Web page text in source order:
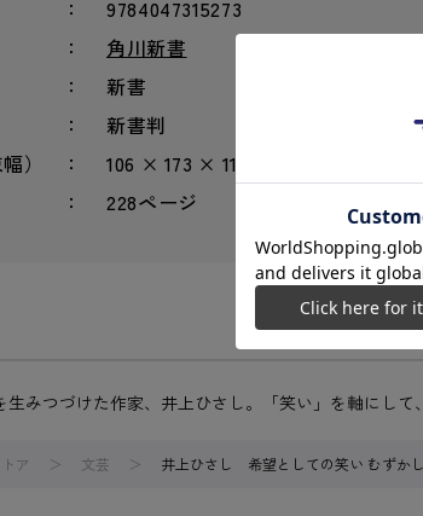
9784047315273
角川新書
新書
新書判
）
106 × 173 × 11.5 mm
228ページ
みつづけた作家、井上ひさし。「笑い」を軸にして
ア 文芸 井上ひさし 希望としての笑い むずか